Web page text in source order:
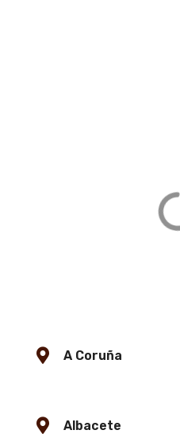
Centro, 28071
A Coruña
Albacete